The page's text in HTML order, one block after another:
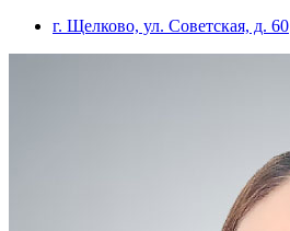
г. Щелково, ул. Советская, д. 60